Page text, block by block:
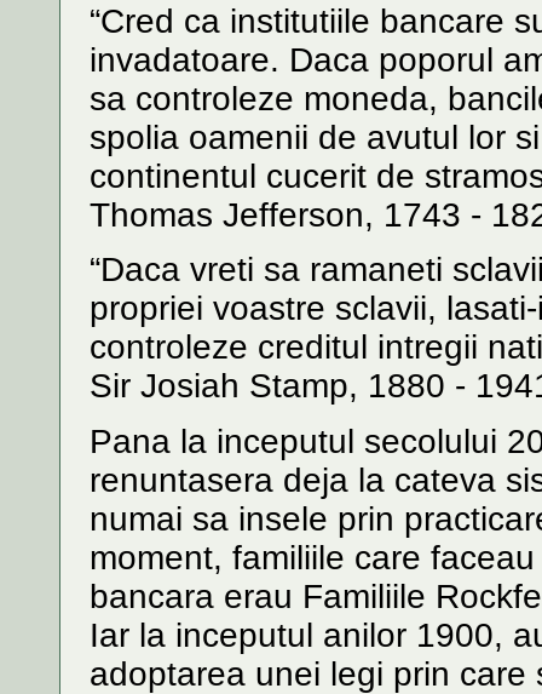
“Cred ca institutiile bancare
invadatoare. Daca poporul
sa controleze moneda,
spolia oamenii de avutul lor
continentul cucerit de
Thomas Jefferson, 1743 -
“Daca vreti sa ramaneti
propriei voastre sclavii,
controleze creditul intregii
Sir Josiah Stamp, 1880 -
Pana la inceputul secolului
renuntasera deja la cateva
numai sa insele prin
moment, familiile care
bancara erau Familiile
Iar la inceputul anilor 1900,
adoptarea unei legi prin